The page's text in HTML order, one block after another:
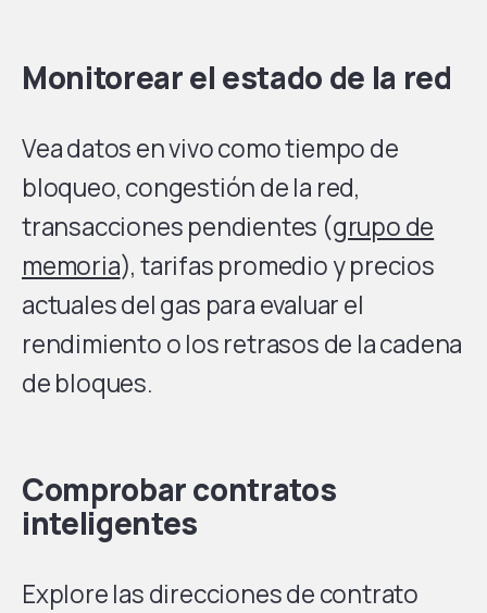
Monitorear el estado de la red
Vea datos en vivo como tiempo de
bloqueo, congestión de la red,
transacciones pendientes (grupo de
memoria), tarifas promedio y precios
actuales del gas para evaluar el
rendimiento o los retrasos de la cadena
de bloques.
Comprobar contratos
inteligentes
Explore las direcciones de contrato